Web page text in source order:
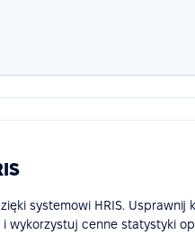
systemowi HRIS. Usprawnij
wykorzystuj cenne statystyki